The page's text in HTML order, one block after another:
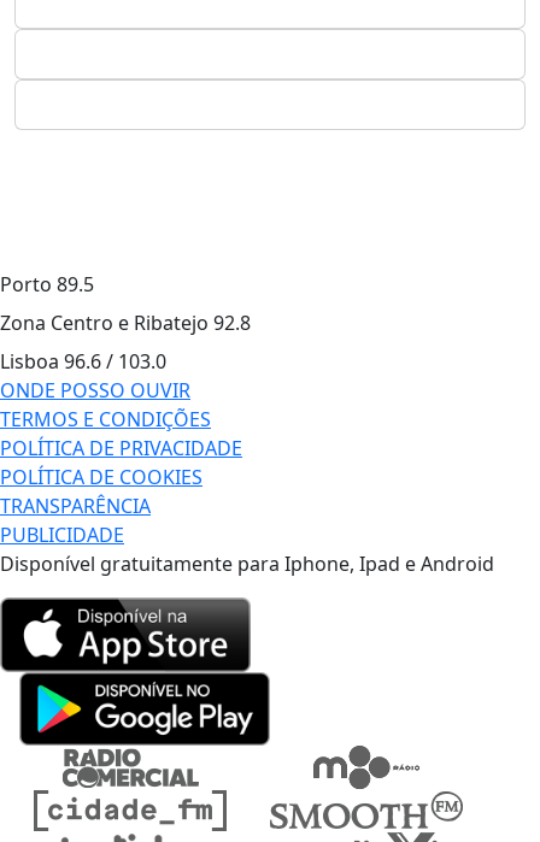
Porto 89.5
Zona Centro e Ribatejo 92.8
Lisboa 96.6 / 103.0
ONDE POSSO OUVIR
TERMOS E CONDIÇÕES
POLÍTICA DE PRIVACIDADE
POLÍTICA DE COOKIES
TRANSPARÊNCIA
PUBLICIDADE
Disponível gratuitamente para Iphone, Ipad e Android